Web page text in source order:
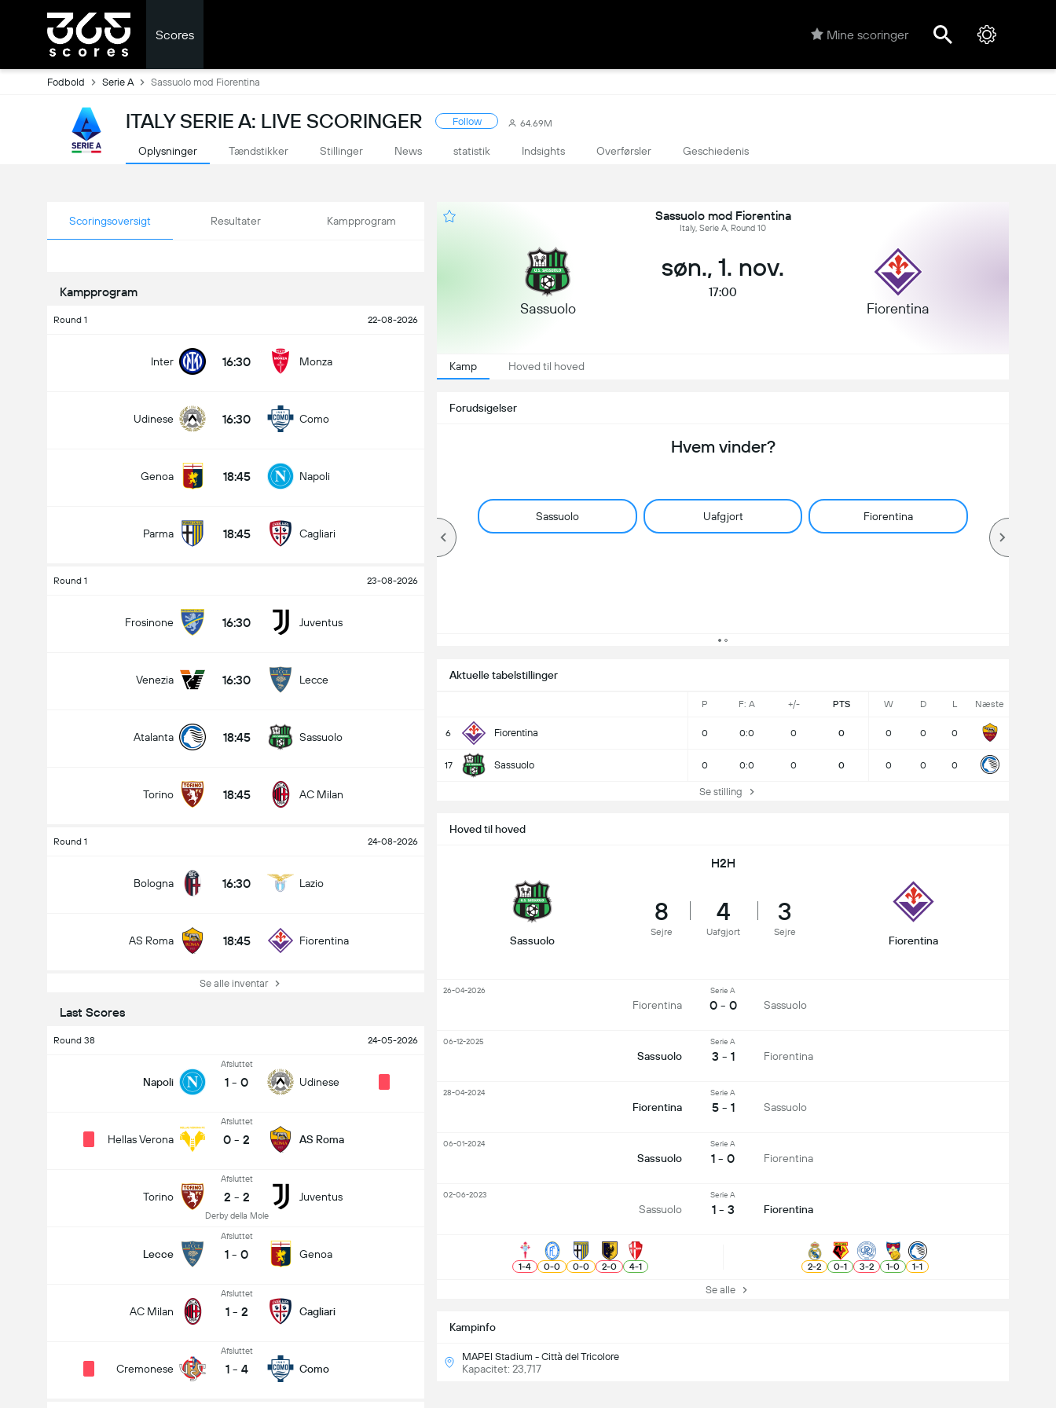
Scores Mine scoringer
Fodbold Serie A Sassuolo mod Fiorentina
ITALY SERIE A: LIVE SCORINGER Follow 64.69M
Oplysninger Tændstikker Stillinger News statistik Indsights Overførsler Geschiedenis
Scoringsoversigt Resultater Kampprogram
Kampprogram
Round 1 22-08-2026
Inter 16:30 Monza
Udinese 16:30 Como
Genoa 18:45 Napoli
Parma 18:45 Cagliari
Round 1 23-08-2026
Frosinone 16:30 Juventus
Venezia 16:30 Lecce
Atalanta 18:45 Sassuolo
Torino 18:45 AC Milan
Round 1 24-08-2026
Bologna 16:30 Lazio
AS Roma 18:45 Fiorentina
Se alle inventar
Last Scores
Round 38 24-05-2026
Napoli
Afsluttet
1 - 0 Udinese
Hellas Verona
Afsluttet
0 - 2 AS Roma
Torino
Afsluttet
2 - 2
Derby della Mole
Juventus
Lecce
Afsluttet
1 - 0 Genoa
AC Milan
Afsluttet
1 - 2 Cagliari
Cremonese
Afsluttet
1 - 4 Como
Sassuolo mod Fiorentina
Italy, Serie A, Round 10
Sassuolo
søn., 1. nov.
17:00
Fiorentina
Kamp Hoved til hoved
Forudsigelser
Hvem vinder?
Sassuolo Uafgjort Fiorentina
Aktuelle tabelstillinger
P F: A +/- PTS W D L Næste
6 Fiorentina 0 0:0 0 0 0 0 0
17 Sassuolo 0 0:0 0 0 0 0 0
Se stilling
Kampinfo
MAPEI Stadium - Città del Tricolore
Kapacitet: 23,717
Hoved til hoved
H2H
Sassuolo
8
Sejre
4
Uafgjort
3
Sejre
Fiorentina
Fiorentina
Serie A
0 - 0 Sassuolo
26-04-2026
Sassuolo
Serie A
3 - 1 Fiorentina
06-12-2025
Fiorentina
Serie A
5 - 1 Sassuolo
28-04-2024
Sassuolo
Serie A
1 - 0 Fiorentina
06-01-2024
Sassuolo
Serie A
1 - 3 Fiorentina
02-06-2023
1-4 0-0 0-0 2-0 4-1 2-2 0-1 3-2 1-0 1-1
Se alle